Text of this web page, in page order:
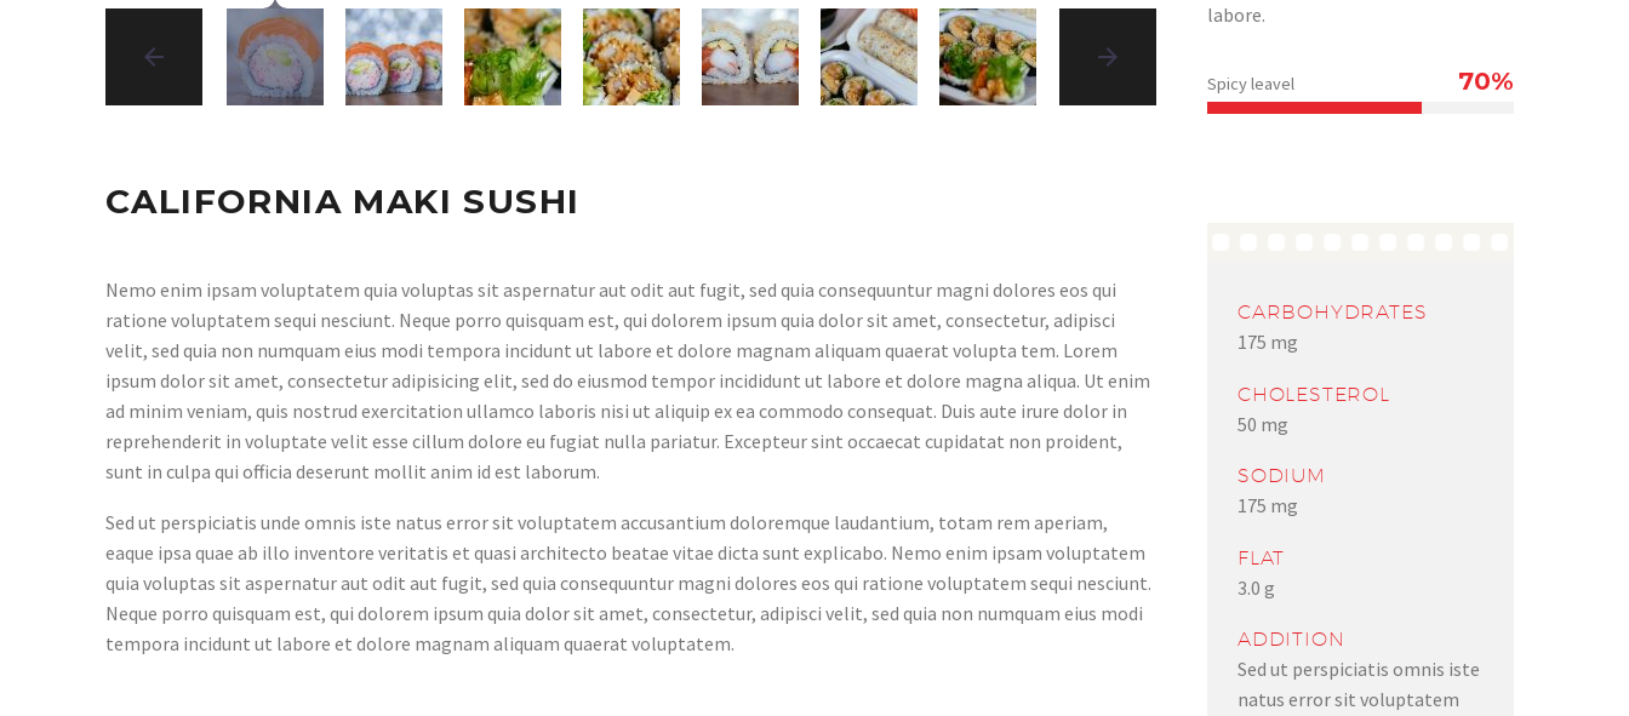
CALIFORNIA MAKI SUSHI
Nemo enim ipsam voluptatem quia voluptas sit aspernatur aut odit aut fugit, sed quia consequuntur magni dolores eos qui
ratione voluptatem sequi nesciunt. Neque porro quisquam est, qui dolorem ipsum quia dolor sit amet, consectetur, adipisci
velit, sed quia non numquam eius modi tempora incidunt ut labore et dolore magnam aliquam quaerat volupta tem. Lorem
ipsum dolor sit amet, consectetur adipisicing elit, sed do eiusmod tempor incididunt ut labore et dolore magna aliqua. Ut enim
ad minim veniam, quis nostrud exercitation ullamco laboris nisi ut aliquip ex ea commodo consequat. Duis aute irure dolor in
reprehenderit in voluptate velit esse cillum dolore eu fugiat nulla pariatur. Excepteur sint occaecat cupidatat non proident,
sunt in culpa qui officia deserunt mollit anim id est laborum.
Sed ut perspiciatis unde omnis iste natus error sit voluptatem accusantium doloremque laudantium, totam rem aperiam,
eaque ipsa quae ab illo inventore veritatis et quasi architecto beatae vitae dicta sunt explicabo. Nemo enim ipsam voluptatem
quia voluptas sit aspernatur aut odit aut fugit, sed quia consequuntur magni dolores eos qui ratione voluptatem sequi nesciunt.
Neque porro quisquam est, qui dolorem ipsum quia dolor sit amet, consectetur, adipisci velit, sed quia non numquam eius modi
tempora incidunt ut labore et dolore magnam aliquam quaerat voluptatem.
labore.
Spicy leavel 70%
CARBOHYDRATES
175 mg
CHOLESTEROL
50 mg
SODIUM
175 mg
FLAT
3.0 g
ADDITION
Sed ut perspiciatis omnis iste
natus error sit voluptatem